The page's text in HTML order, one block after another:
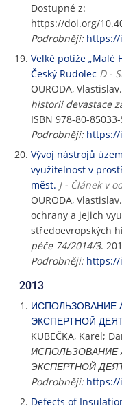
Dostupné z:
https://doi.org/
Podrobněji: https://
Velké potíže „Malé
Český Rudolec D -
OURODA, Vlastislav.
historii devastace
ISBN 978-80-
Podrobněji: https://
Vývoj nástrojů
využitelnost v
měst. J - Článek v
OURODA,
ochrany a jejich
středoevropských
péče 74/2014/3.
Podrobněji: https://
2013
ИСПОЛЬЗОВАНИЕ
ЭКСПЕРТНОЙ
KUBEČKA, Karel;
ИСПОЛЬЗОВАНИЕ
ЭКСПЕРТНОЙ
Podrobněji: https://
Defects of